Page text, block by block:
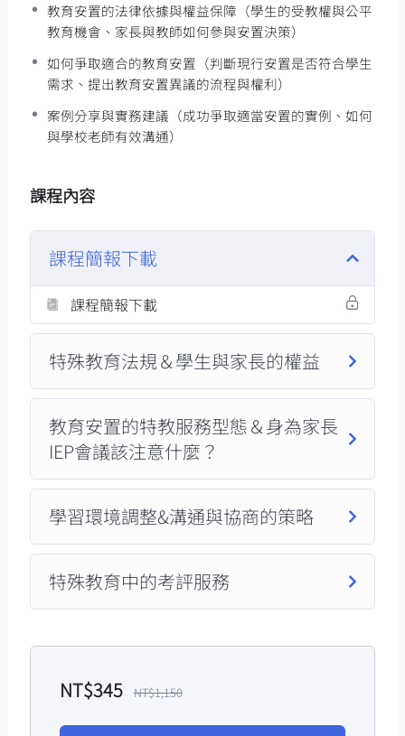
教育安置的法律依據與權益保障（學生的受教權與公平
教育機會、家長與教師如何參與安置決策）
如何爭取適合的教育安置（判斷現行安置是否符合學生
需求、提出教育安置異議的流程與權利）
案例分享與實務建議（成功爭取適當安置的實例、如何
與學校老師有效溝通）
課程內容
課程簡報下載
課程簡報下載
特殊教育法規＆學生與家長的權益
教育安置的特教服務型態＆身為家長
IEP會議該注意什麼？
學習環境調整&溝通與協商的策略
特殊教育中的考評服務
NT$345 NT$1,150